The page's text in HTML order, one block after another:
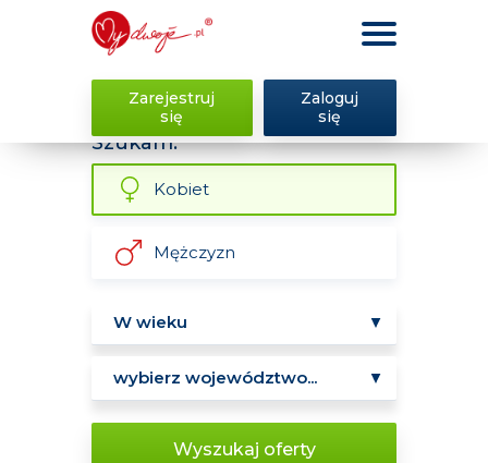
Zarejestruj
się
Zaloguj
się
Szukam:
Kobiet
Mężczyzn
Wyszukaj oferty